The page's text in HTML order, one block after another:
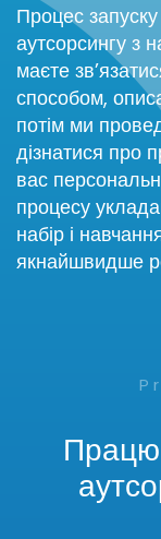
Процес
аутсорсингу з
маєте
способом,
потім ми
дізнатися про
вас
процесу
набір і
якнайшвидше